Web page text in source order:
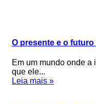
O presente e o
Em um mundo onde
que ele...
Leia mais »